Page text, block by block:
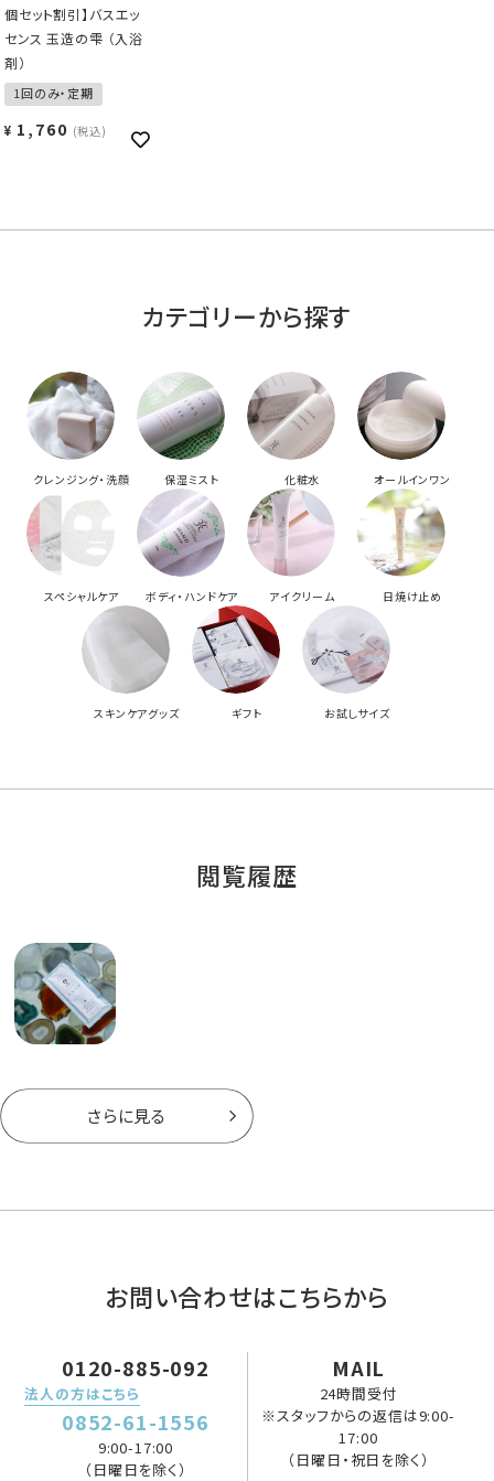
個セット割引】バスエッ
センス 玉造の雫 （入浴
剤）
1回のみ・定期
¥ 1,760 税込
カテゴリーから探す
クレンジング・洗顔 保湿ミスト 化粧水 オールインワン
スペシャルケア ボディ・ハンドケア アイクリーム 日焼け止め
スキンケアグッズ ギフト お試しサイズ
閲覧履歴
さらに見る
お問い合わせはこちらから
0120-885-092
法人の方はこちら
0852-61-1556
9:00-17:00
（日曜日を除く）
MAIL
24時間受付
※スタッフからの返信は9:00-
17:00
（日曜日・祝日を除く）